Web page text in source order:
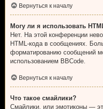
Вернуться к началу
Могу ли я использовать
Нет. На этой конференции
HTML-кода в сообщениях.
форматированию сообщений
использованием BBCode.
Вернуться к началу
Что такое смайлики?
Смайлики, или эмотиконы —